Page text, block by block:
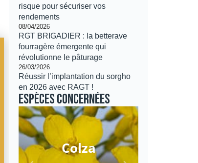
risque pour sécuriser vos
rendements
08/04/2026
RGT BRIGADIER : la betterave
fourragère émergente qui
révolutionne le pâturage
26/03/2026
Réussir l’implantation du sorgho
en 2026 avec RAGT !
Espèces concernées
Colza